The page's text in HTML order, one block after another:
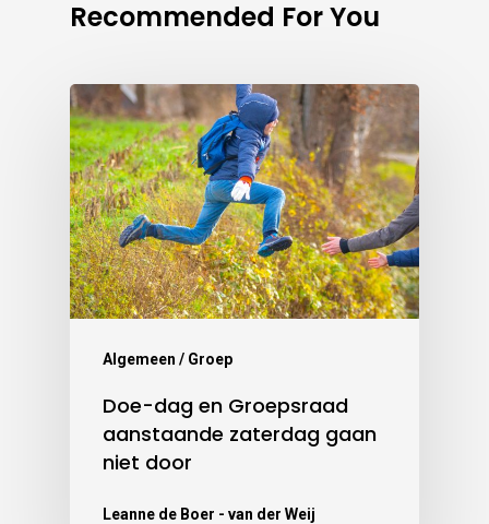
Recommended For You
Algemeen / Groep
Doe-dag en Groepsraad
aanstaande zaterdag gaan
niet door
Leanne de Boer - van der Weij